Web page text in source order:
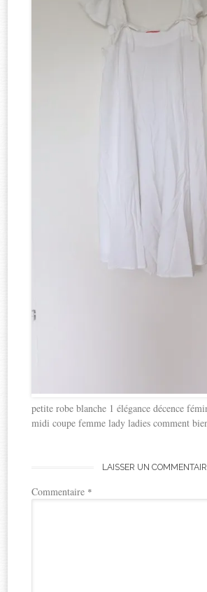
petite robe blanche 1 élégance décence
midi coupe femme lady ladies comment
LAISSER UN
Commentaire *